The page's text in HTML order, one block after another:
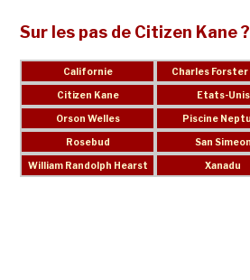
Sur les pas de Citizen Kane ?